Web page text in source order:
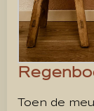
Toen de